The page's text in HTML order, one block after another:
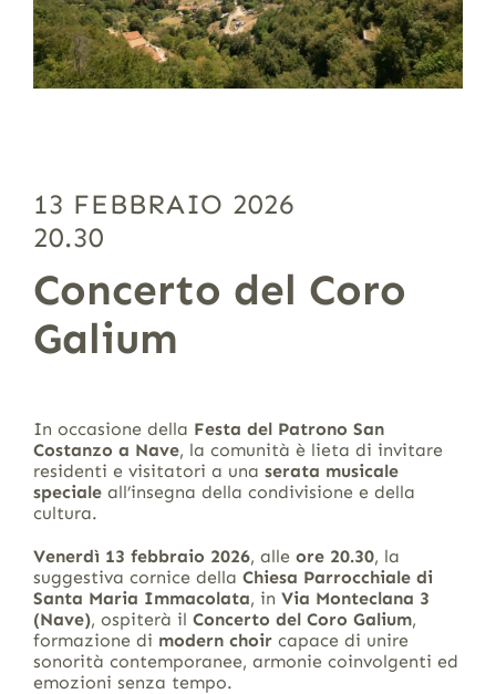
13 FEBBRAIO 2026
20.30
Concerto del Coro
Galium
In occasione della Festa del Patrono San
Costanzo a Nave, la comunità è lieta di invitare
residenti e visitatori a una serata musicale
specialeall’insegna della condivisione e della
cultura.
Venerdì 13 febbraio 2026, alle ore 20.30, la
suggestiva cornice della Chiesa Parrocchiale di
Santa Maria Immacolata, in Via Monteclana 3
(Nave), ospiterà il Concerto del Coro Galium,
formazione di modern choircapace di unire
sonorità contemporanee, armonie coinvolgenti ed
emozioni senza tempo.